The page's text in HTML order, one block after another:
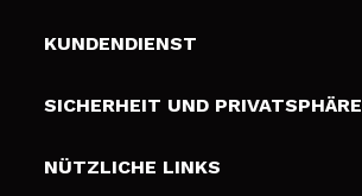
Über uns
Geschenkkarten
KUNDENDIENST
Liefer- und Versandkosten
Zahlung
SICHERHEIT UND PRIVATSPHÄRE
Bedingungen und Datenschutz
NÜTZLICHE LINKS